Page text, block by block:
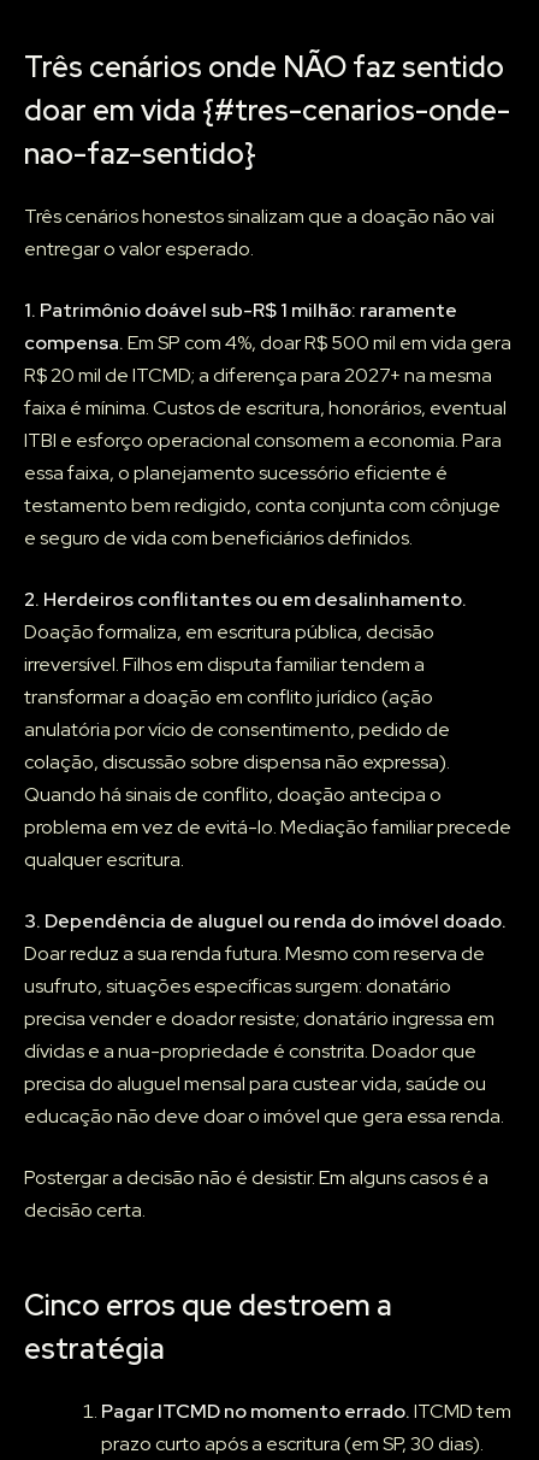
Três cenários onde NÃO faz sentido
doar em vida {#tres-cenarios-onde-
nao-faz-sentido}
Três cenários honestos sinalizam que a doação não vai
entregar o valor esperado.
1. Patrimônio doável sub-R$ 1 milhão: raramente
compensa.Em SP com 4%, doar R$ 500 mil em vida gera
R$ 20 mil de ITCMD; a diferença para 2027+ na mesma
faixa é mínima. Custos de escritura, honorários, eventual
ITBI e esforço operacional consomem a economia. Para
essa faixa, o planejamento sucessório eficiente é
testamento bem redigido, conta conjunta com cônjuge
e seguro de vida com beneficiários definidos.
2. Herdeiros conflitantes ou em desalinhamento.
Doação formaliza, em escritura pública, decisão
irreversível. Filhos em disputa familiar tendem a
transformar a doação em conflito jurídico (ação
anulatória por vício de consentimento, pedido de
colação, discussão sobre dispensa não expressa).
Quando há sinais de conflito, doação antecipa o
problema em vez de evitá-lo. Mediação familiar precede
qualquer escritura.
3. Dependência de aluguel ou renda do imóvel doado.
Doar reduz a sua renda futura. Mesmo com reserva de
usufruto, situações específicas surgem: donatário
precisa vender e doador resiste; donatário ingressa em
dívidas e a nua-propriedade é constrita. Doador que
precisa do aluguel mensal para custear vida, saúde ou
educação não deve doar o imóvel que gera essa renda.
Postergar a decisão não é desistir. Em alguns casos é a
decisão certa.
Cinco erros que destroem a
estratégia
Pagar ITCMD no momento errado.ITCMD tem
prazo curto após a escritura (em SP, 30 dias).